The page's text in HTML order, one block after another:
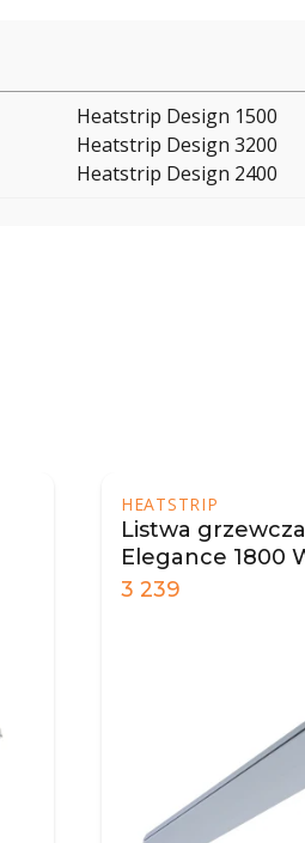
Heatstrip Design 1500
Heatstrip Design 3200
Heatstrip Design 2400
HEATSTRIP
Listwa grzewcza
Elegance 1800 W
3 239